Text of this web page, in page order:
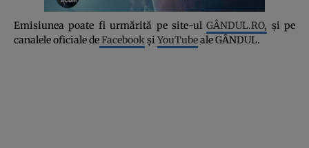
Emisiunea poate fi urmărită pe site-ulGÂNDUL.RO, și pe
canalele oficiale deFacebookși YouTubeale GÂNDUL.